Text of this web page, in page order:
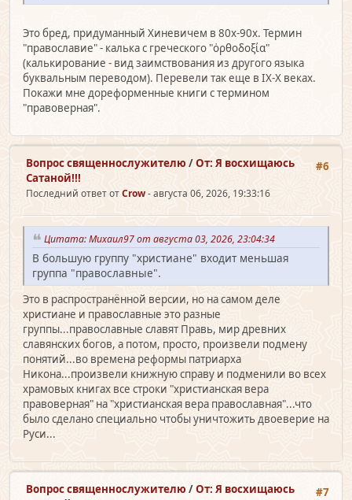
Это бред, придуманный Хиневичем в 80х-90х. Термин
"православие" - калька с греческого "ὀρθοδοξία"
(калькирование - вид заимствования из другого языка
буквальным переводом). Перевели так еще в IX-X веках.
Покажи мне дореформенные книги с термином
"правоверная".
#6
Вопрос священно­служителю /От: Я восхищаюсь
Сатаной!!!
Последний ответ отCrow- августа 06, 2026, 19:33:16
Цитата: Михаил97 от августа 03, 2026, 23:04:34
В большую группу "христиане" входит меньшая
группа "православные".
Это в распространённой версии, но на самом деле
христиане и православные это разные
группы...православные славят Правь, мир древних
славянских богов, а потом, просто, произвели подмену
понятий...во времена реформы патриарха
Никона...произвели книжную справу и подменили во всех
храмовых книгах все строки "христианская вера
правоверная" на "христианская вера православная"...что
было сделано специально чтобы уничтожить двоеверие на
Руси...
#7
Вопрос священно­служителю /От: Я восхищаюсь